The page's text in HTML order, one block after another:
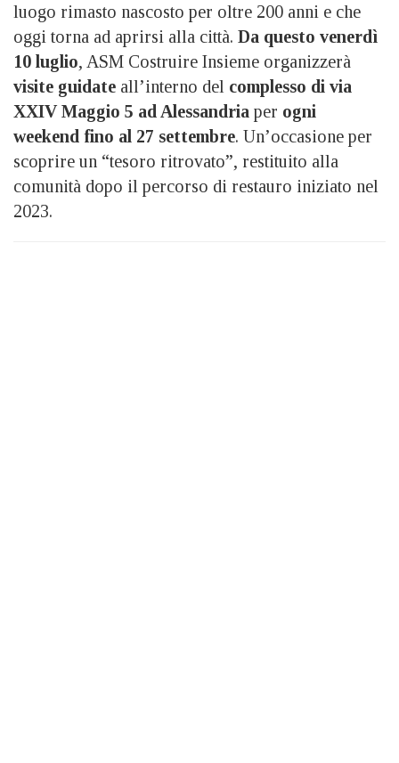
luogo rimasto nascosto per oltre 200 anni e che
oggi torna ad aprirsi alla città. Da questo venerdì
10 luglio, ASM Costruire Insieme organizzerà
visite guidate all’interno del complesso di via
XXIV Maggio 5 ad Alessandria per ogni
weekend fino al 27 settembre. Un’occasione per
scoprire un “tesoro ritrovato”, restituito alla
comunità dopo il percorso di restauro iniziato nel
2023.